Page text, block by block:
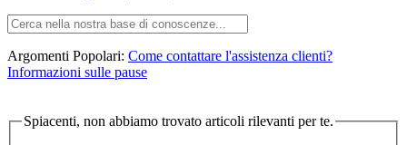
Argomenti Popolari: Come contattare l'assistenza clienti?
Informazioni sulle pause
Spiacenti, non abbiamo trovato articoli rilevanti per te.